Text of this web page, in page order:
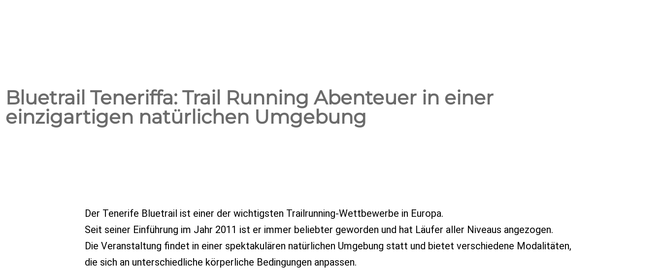
Bluetrail Teneriffa: Trail Running Abenteuer in einer
einzigartigen natürlichen Umgebung
Der Tenerife Bluetrail ist einer der wichtigsten Trailrunning-Wettbewerbe in Europa.
Seit seiner Einführung im Jahr 2011 ist er immer beliebter geworden und hat Läufer aller Niveaus angezogen.
Die Veranstaltung findet in einer spektakulären natürlichen Umgebung statt und bietet verschiedene Modalitäten,
die sich an unterschiedliche körperliche Bedingungen anpassen.